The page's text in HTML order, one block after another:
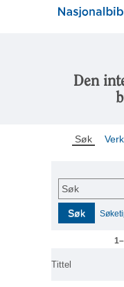
Den
Søk
Søk
Søk
Tittel